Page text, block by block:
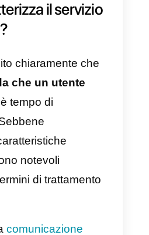
Ma, in sostanza,
che un comune
molto simili tra loro
da considerarsi
gli effetti. Ecco
questo articolo ti
come migliorare il
di un’azienda